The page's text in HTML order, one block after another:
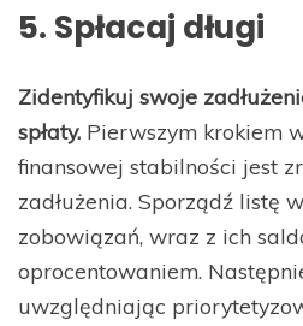
5. Spłacaj długi
Zidentyfikuj swoje
spłaty. Pierwszym krokiem
finansowej stabilności jest
zadłużenia. Sporządź listę
zobowiązań, wraz z ich
oprocentowaniem.
uwzględniając